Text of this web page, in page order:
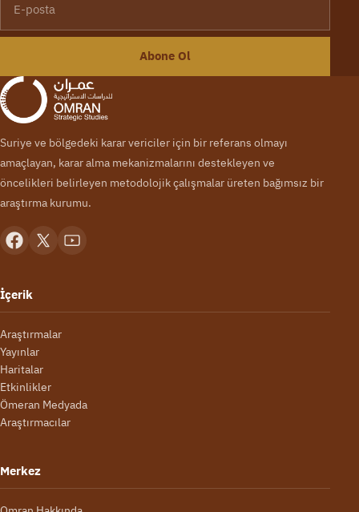
Abone Ol
Suriye ve bölgedeki karar vericiler için bir referans olmayı
amaçlayan, karar alma mekanizmalarını destekleyen ve
öncelikleri belirleyen metodolojik çalışmalar üreten bağımsız bir
araştırma kurumu.
İçerik
Araştırmalar
Yayınlar
Haritalar
Etkinlikler
Ömeran Medyada
Araştırmacılar
Merkez